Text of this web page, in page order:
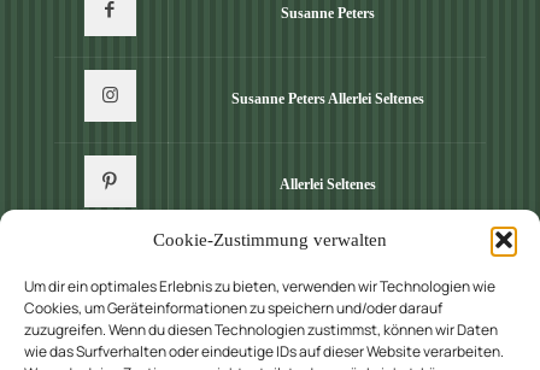
Cookie-Zustimmung verwalten
Um dir ein optimales Erlebnis zu bieten, verwenden wir Technologien wie
Cookies, um Geräteinformationen zu speichern und/oder darauf
zuzugreifen. Wenn du diesen Technologien zustimmst, können wir Daten
wie das Surfverhalten oder eindeutige IDs auf dieser Website verarbeiten.
Susanne Peters
Susanne Peters Allerlei Seltenes
Allerlei Seltenes